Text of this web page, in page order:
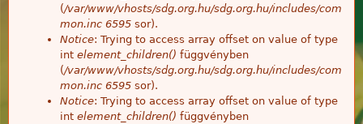
(/var/www/vhosts/sdg.org.hu/sdg.org.hu/includes/com
mon.inc 6595 sor).
Notice: Trying to access array offset on value of type
int element_children() függvényben
(/var/www/vhosts/sdg.org.hu/sdg.org.hu/includes/com
mon.inc 6595 sor).
Notice: Trying to access array offset on value of type
int element_children() függvényben